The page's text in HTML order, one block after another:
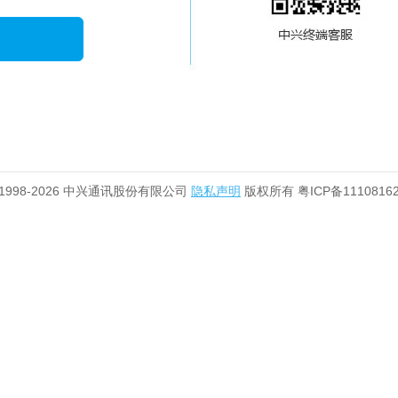
2026 中兴通讯股份有限公司 隐私声明 版权所有 粤ICP备